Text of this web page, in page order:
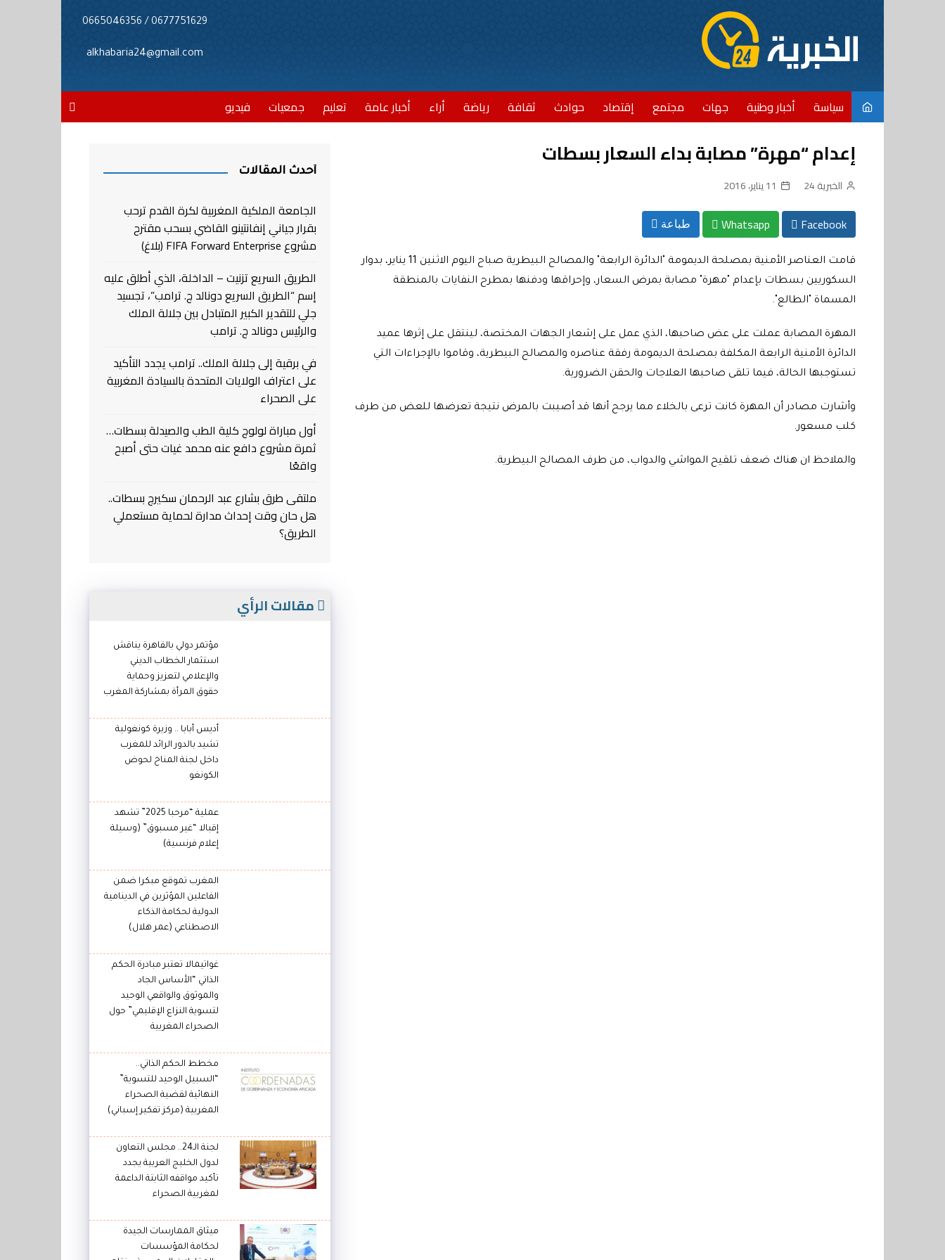
0677751629 / 0665046356
alkhabaria24@gmail.com
سياسة أخبار وطنية جهات مجتمع إقتصاد حوادث ثقافة رياضة أراء أخبار عامة تعليم جمعيات فيديو
إعدام “مهرة” مصابة بداء السعار بسطات
الخبرية 24 11 يناير، 2016
Facebook
Whatsapp طباعة
قامت العناصر الأمنية بمصلحة الديمومة "الدائرة الرابعة" والمصالح البيطرية صباح اليوم الاثنين 11 يناير، بدوار
السكوريين بسطات بإعدام "مهرة" مصابة بمرض السعار، وإحراقها ودفنها بمطرح النفايات بالمنطقة
المسماة "الطالع".
المهرة المصابة عملت على عض صاحبها، الذي عمل على إشعار الجهات المختصة، لينتقل على إثرها عميد
الدائرة الأمنية الرابعة المكلفة بمصلحة الديمومة رفقة عناصره والمصالح البيطرية، وقاموا بالإجراءات التي
تستوجبها الحالة، فيما تلقى صاحبها العلاجات والحقن الضرورية.
وأشارت مصادر أن المهرة كانت ترعى بالخلاء مما يرجح أنها قد أصيبت بالمرض نتيجة تعرضها للعض من طرف
كلب مسعور.
والملاحظ ان هناك ضعف تلقيح المواشي والدواب، من طرف المصالح البيطرية.
أحدث المقالات
الجامعة الملكية المغربية لكرة القدم ترحب
بقرار جياني إنفانتينو القاضي بسحب مقترح
مشروع FIFA Forward Enterprise (بلاغ)
الطريق السريع تزنيت – الداخلة، الذي أطلق عليه
إسم “الطريق السريع دونالد ج. ترامب”، تجسيد
جلي للتقدير الكبير المتبادل بين جلالة الملك
والرئيس دونالد ج. ترامب
في برقية إلى جلالة الملك.. ترامب يجدد التأكيد
على اعتراف الولايات المتحدة بالسيادة المغربية
على الصحراء
أول مباراة لولوج كلية الطب والصيدلة بسطات…
ثمرة مشروع دافع عنه محمد غيات حتى أصبح
واقعًا
ملتقى طرق بشارع عبد الرحمان سكيرج بسطات..
هل حان وقت إحداث مدارة لحماية مستعملي
الطريق؟
مقالات الرأي
مؤتمر دولي بالقاهرة يناقش
استثمار الخطاب الديني
والإعلامي لتعزيز وحماية
حقوق المرأة بمشاركة المغرب
أديس أبابا .. وزيرة كونغولية
تشيد بالدور الرائد للمغرب
داخل لجنة المناخ لحوض
الكونغو
عملية “مرحبا 2025” تشهد
إقبالا “غير مسبوق” (وسيلة
إعلام فرنسية)
المغرب تموقع مبكرا ضمن
الفاعلين المؤثرين في الدينامية
الدولية لحكامة الذكاء
الاصطناعي (عمر هلال)
غواتيمالا تعتبر مبادرة الحكم
الذاتي “الأساس الجاد
والموثوق والواقعي الوحيد
لتسوية النزاع الإقليمي” حول
الصحراء المغربية
مخطط الحكم الذاتي..
“السبيل الوحيد للتسوية”
النهائية لقضية الصحراء
المغربية (مركز تفكير إسباني)
لجنة الـ24.. مجلس التعاون
لدول الخليج العربية يجدد
تأكيد مواقفه الثابتة الداعمة
لمغربية الصحراء
ميثاق الممارسات الجيدة
لحكامة المؤسسات